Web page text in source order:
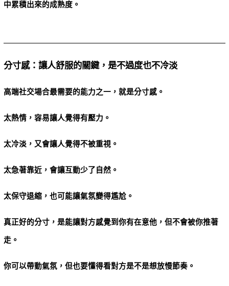
中累積出來的成熟度。
分寸感：讓人舒服的關鍵，是不過度也不冷淡
高端社交場合最需要的能力之一，就是分寸感。
太熱情，容易讓人覺得有壓力。
太冷淡，又會讓人覺得不被重視。
太急著靠近，會讓互動少了自然。
太保守退縮，也可能讓氣氛變得尷尬。
真正好的分寸，是能讓對方感覺到你有在意他，但不會被你推著
走。
你可以帶動氣氛，但也要懂得看對方是不是想放慢節奏。